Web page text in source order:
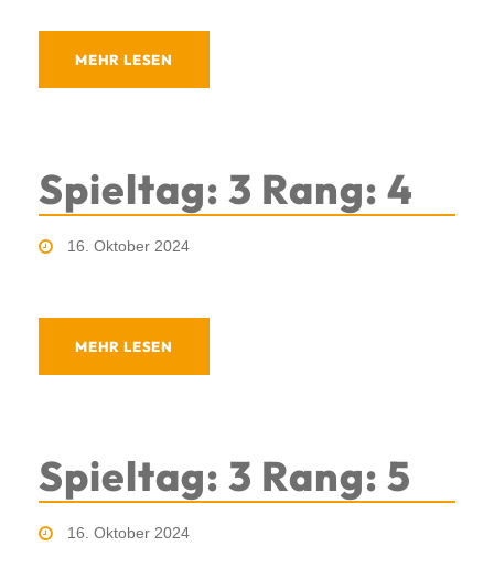
MEHR LESEN
Spieltag: 3 Rang: 4
16. Oktober 2024
MEHR LESEN
Spieltag: 3 Rang: 5
16. Oktober 2024